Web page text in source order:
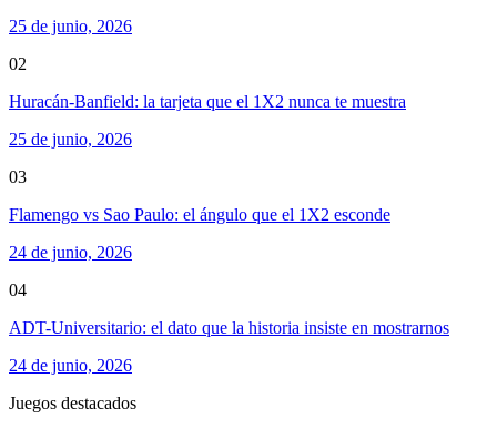
25 de junio, 2026
02
Huracán-Banfield: la tarjeta que el 1X2 nunca te muestra
25 de junio, 2026
03
Flamengo vs Sao Paulo: el ángulo que el 1X2 esconde
24 de junio, 2026
04
ADT-Universitario: el dato que la historia insiste en mostrarnos
24 de junio, 2026
Juegos destacados